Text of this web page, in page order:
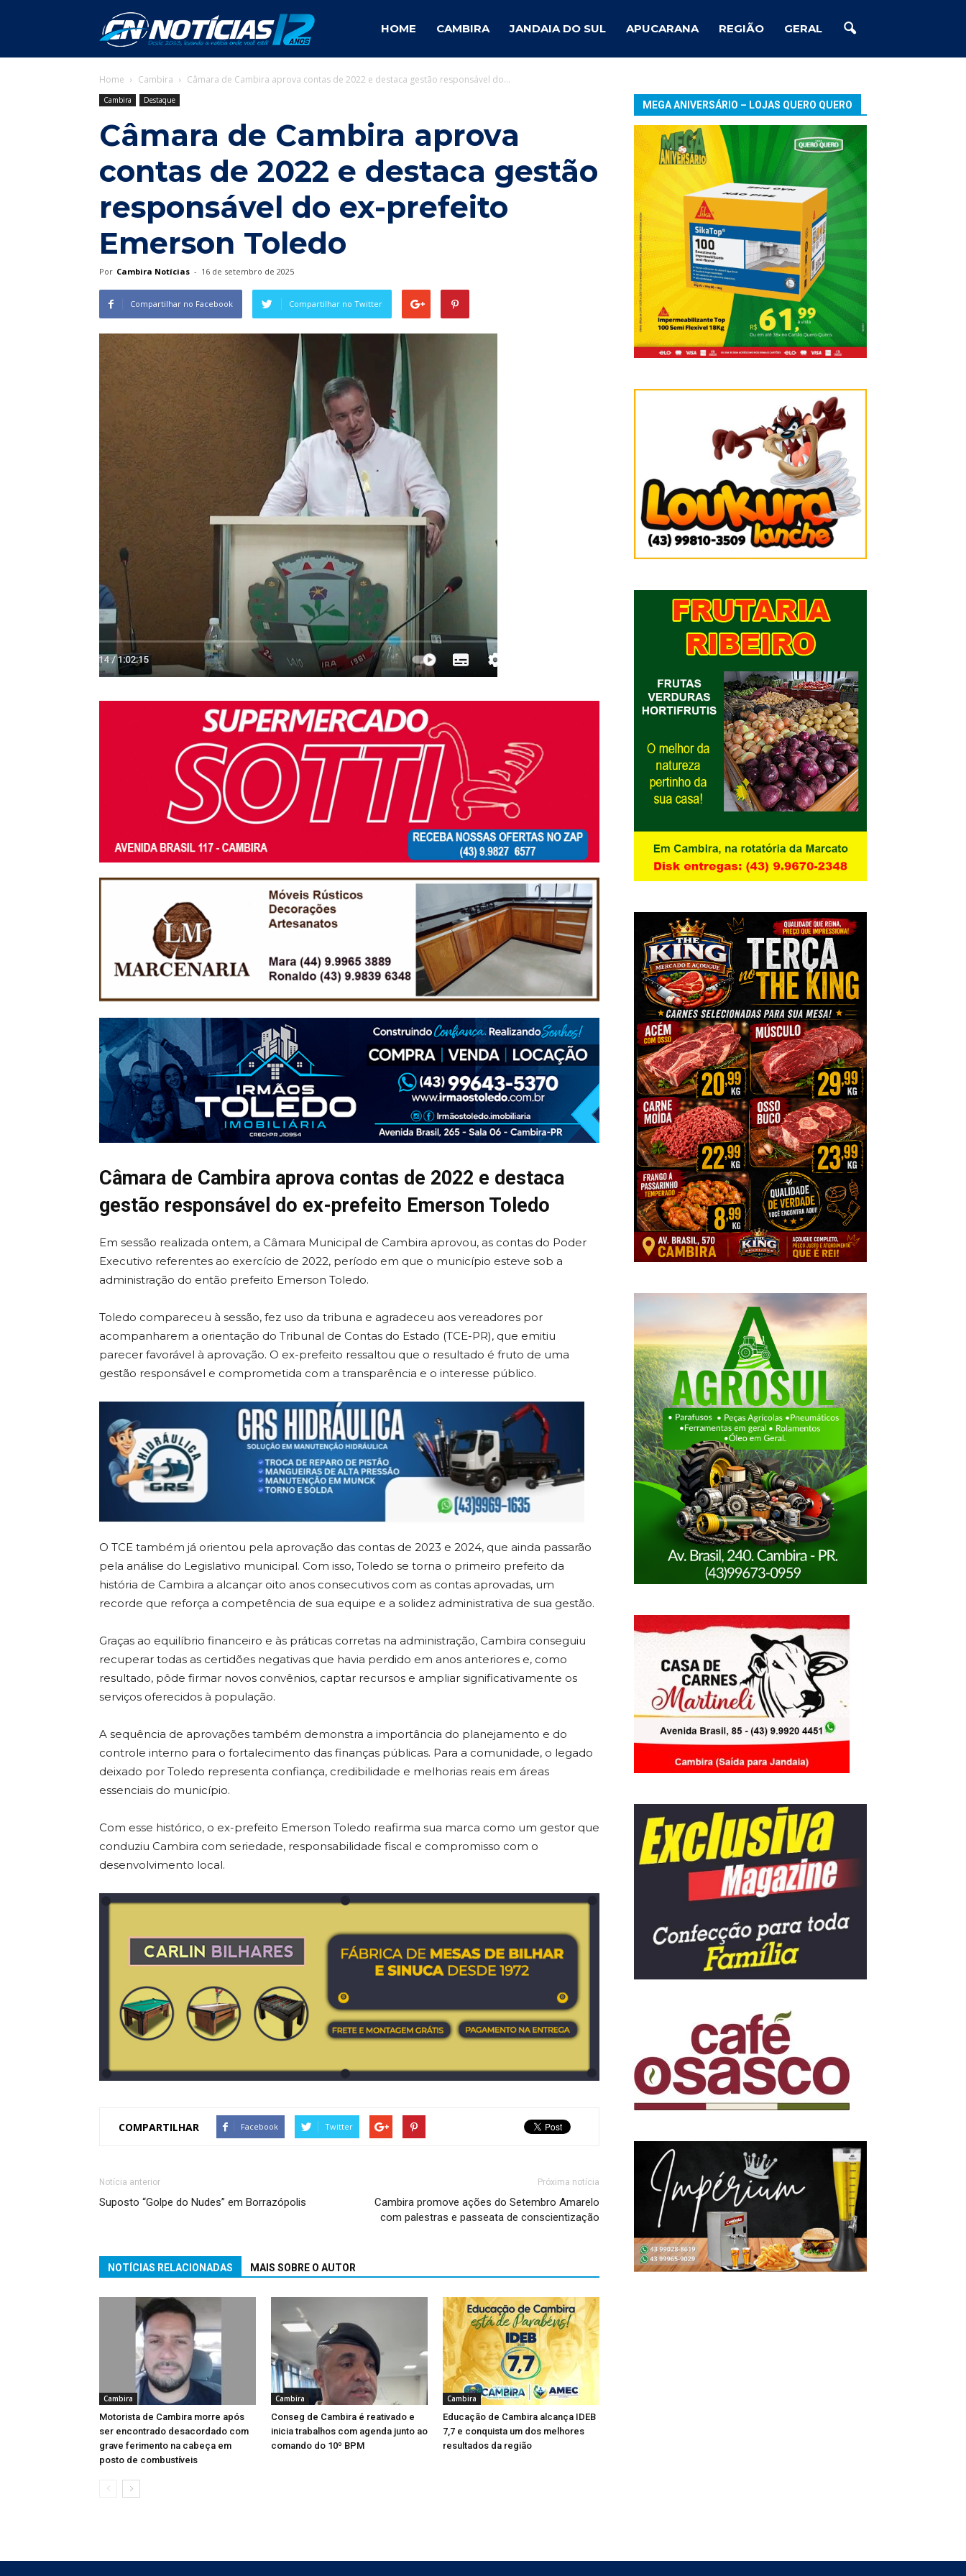
Cambira
Notícias
HOME CAMBIRA JANDAIA DO SUL APUCARANA REGIÃO GERAL
Home Cambira Câmara de Cambira aprova contas de 2022 e destaca gestão responsável do...
Cambira Destaque
Câmara de Cambira aprova
contas de 2022 e destaca gestão
responsável do ex-prefeito
Emerson Toledo
Por Cambira Notícias - 16 de setembro de 2025
Compartilhar no Facebook Compartilhar no Twitter
Câmara de Cambira aprova contas de 2022 e destaca
gestão responsável do ex-prefeito Emerson Toledo
Em sessão realizada ontem, a Câmara Municipal de Cambira aprovou, as contas do Poder
Executivo referentes ao exercício de 2022, período em que o município esteve sob a
administração do então prefeito Emerson Toledo.
Toledo compareceu à sessão, fez uso da tribuna e agradeceu aos vereadores por
acompanharem a orientação do Tribunal de Contas do Estado (TCE-PR), que emitiu
parecer favorável à aprovação. O ex-prefeito ressaltou que o resultado é fruto de uma
gestão responsável e comprometida com a transparência e o interesse público.
O TCE também já orientou pela aprovação das contas de 2023 e 2024, que ainda passarão
pela análise do Legislativo municipal. Com isso, Toledo se torna o primeiro prefeito da
história de Cambira a alcançar oito anos consecutivos com as contas aprovadas, um
recorde que reforça a competência de sua equipe e a solidez administrativa de sua gestão.
Graças ao equilíbrio financeiro e às práticas corretas na administração, Cambira conseguiu
recuperar todas as certidões negativas que havia perdido em anos anteriores e, como
resultado, pôde firmar novos convênios, captar recursos e ampliar significativamente os
serviços oferecidos à população.
A sequência de aprovações também demonstra a importância do planejamento e do
controle interno para o fortalecimento das finanças públicas. Para a comunidade, o legado
deixado por Toledo representa confiança, credibilidade e melhorias reais em áreas
essenciais do município.
Com esse histórico, o ex-prefeito Emerson Toledo reafirma sua marca como um gestor que
conduziu Cambira com seriedade, responsabilidade fiscal e compromisso com o
desenvolvimento local.
COMPARTILHAR Facebook Twitter
Notícia anterior
Suposto “Golpe do Nudes” em Borrazópolis
Próxima notícia
Cambira promove ações do Setembro Amarelo
com palestras e passeata de conscientização
NOTÍCIAS RELACIONADAS MAIS SOBRE O AUTOR
Cambira
Motorista de Cambira morre após
ser encontrado desacordado com
grave ferimento na cabeça em
posto de combustíveis
Cambira
Conseg de Cambira é reativado e
inicia trabalhos com agenda junto ao
comando do 10º BPM
Cambira
Educação de Cambira alcança IDEB
7,7 e conquista um dos melhores
resultados da região
MEGA ANIVERSÁRIO – LOJAS QUERO QUERO